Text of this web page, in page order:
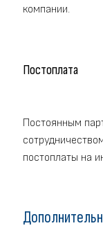
компании.
Постоплата
Постоянным
постоплаты на